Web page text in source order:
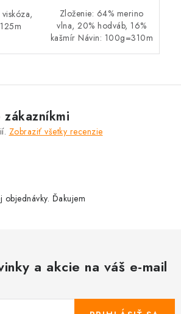
Zloženie: 64% merino
vlna, 20% hodváb, 16%
kašmír Návin: 100g=310m
zákazníkmi
Zobraziť všetky recenzie
objednávky. Ďakujem
a akcie na váš e-mail